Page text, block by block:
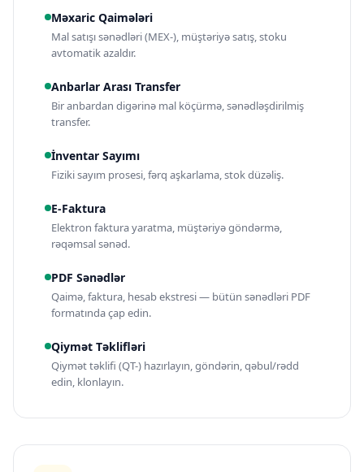
Məxaric Qaimələri
Mal satışı sənədləri (MEX-), müştəriyə satış, stoku
avtomatik azaldır.
Anbarlar Arası Transfer
Bir anbardan digərinə mal köçürmə, sənədləşdirilmiş
transfer.
İnventar Sayımı
Fiziki sayım prosesi, fərq aşkarlama, stok düzəliş.
E-Faktura
Elektron faktura yaratma, müştəriyə göndərmə,
rəqəmsal sənəd.
PDF Sənədlər
Qaimə, faktura, hesab ekstresi — bütün sənədləri PDF
formatında çap edin.
Qiymət Təklifləri
Qiymət təklifi (QT-) hazırlayın, göndərin, qəbul/rədd
edin, klonlayın.